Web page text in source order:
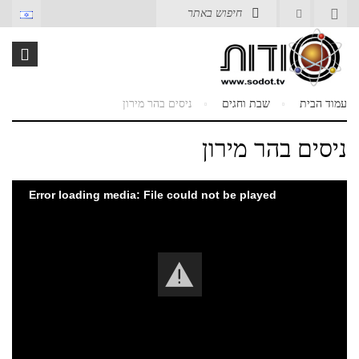
עמוד הבית שבת וחגים ניסים בהר מירון
ניסים בהר מירון
Error loading media: File could not be played